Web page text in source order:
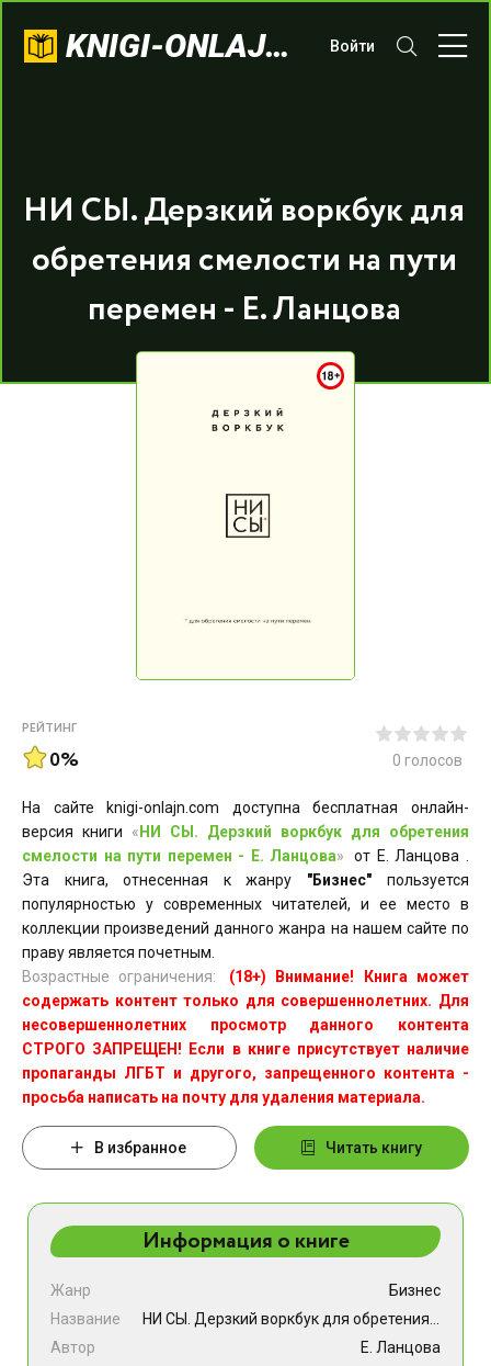
KNIGI-ONLAJN.COM Войти
НИ СЫ. Дерзкий воркбук для
обретения смелости на пути
перемен - Е. Ланцова
РЕЙТИНГ
0% 0 голосов
На сайте knigi-onlajn.com доступна бесплатная онлайн-
версия книги « НИ СЫ. Дерзкий воркбук для обретения
смелости на пути перемен - Е. Ланцова»
от Е. Ланцова .
Эта книга, отнесенная к жанру "Бизнес" пользуется
популярностью у современных читателей, и ее место в
коллекции произведений данного жанра на нашем сайте по
праву является почетным.
Возрастные ограничения:
(18+) Внимание! Книга может
содержать контент только для совершеннолетних. Для
несовершеннолетних просмотр данного контента
СТРОГО ЗАПРЕЩЕН! Если в книге присутствует наличие
пропаганды ЛГБТ и другого, запрещенного контента -
просьба написать на почту для удаления материала.
В избранное Читать книгу
Информация о книге
Жанр
Бизнес
Название
Автор
Е. Ланцова